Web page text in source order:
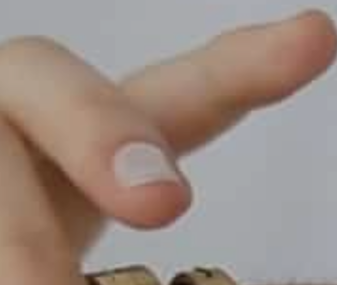
LES BRACELETS & JONCS
TOUTES LES CATÉGORIES
TOUTES LES COLLECTIONS